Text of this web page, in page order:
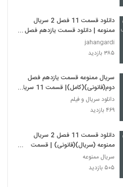
دانلود قسمت 11 فصل 2 سریال
ممنوعه | دانلود قسمت یازدهم فصل
دوم ممنوعه کامل
jahangardi
۳۸۵ بازدید
سریال ممنوعه قسمت یازدهم فصل
دوم(قانونی)(کامل)| قسمت 11 سریال
ممنوعه فصل 2
دانلود سریال و فیلم
۴۶۹ بازدید
دانلود قسمت 11 فصل 2 سریال
ممنوعه (سریال)(قانونی) | قسمت
یازدهم فصل دوم ممنوعه -HD
سریال ممنوعه
۵۰۵ بازدید